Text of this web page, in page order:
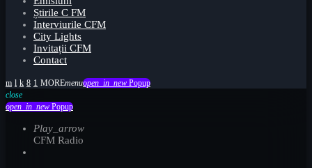
Știrile C FM
Interviurile CFM
City Lights
Invitații CFM
Contact
menuopen_in_new Popup
close
open_in_new Popup
Play_arrow
CFM Radio